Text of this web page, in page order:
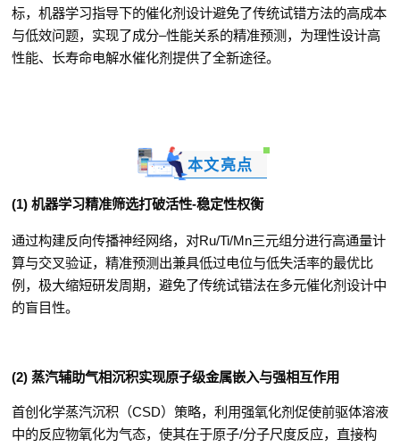
标，机器学习指导下的催化剂设计避免了传统试错方法的高成本
与低效问题，实现了成分–性能关系的精准预测，为理性设计高
性能、长寿命电解水催化剂提供了全新途径。
本文亮点
(1) 机器学习精准筛选打破活性-稳定性权衡
通过构建反向传播神经网络，对Ru/Ti/Mn三元组分进行高通量计
算与交叉验证，精准预测出兼具低过电位与低失活率的最优比
例，极大缩短研发周期，避免了传统试错法在多元催化剂设计中
的盲目性。
(2) 蒸汽辅助气相沉积实现原子级金属嵌入与强相互作用
首创化学蒸汽沉积（CSD）策略，利用强氧化剂促使前驱体溶液
中的反应物氧化为气态，使其在于原子/分子尺度反应，直接构